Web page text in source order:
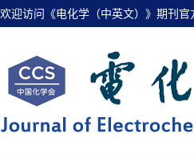
欢迎访问《电化学（中英文）》期刊官